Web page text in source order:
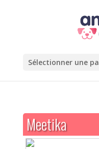
Sélectionner une
Meetika